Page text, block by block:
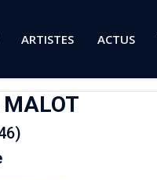
ARTISTES ACTUS
MALOT